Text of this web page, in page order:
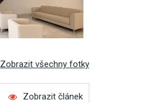
Zobrazit všechny fotky
Zobrazit článek